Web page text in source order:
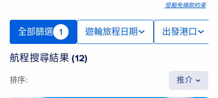
受豁免條款約束
全部篩選 1 遊輪旅程日期 出發港口
航程搜尋結果 (12)
排序: 推介